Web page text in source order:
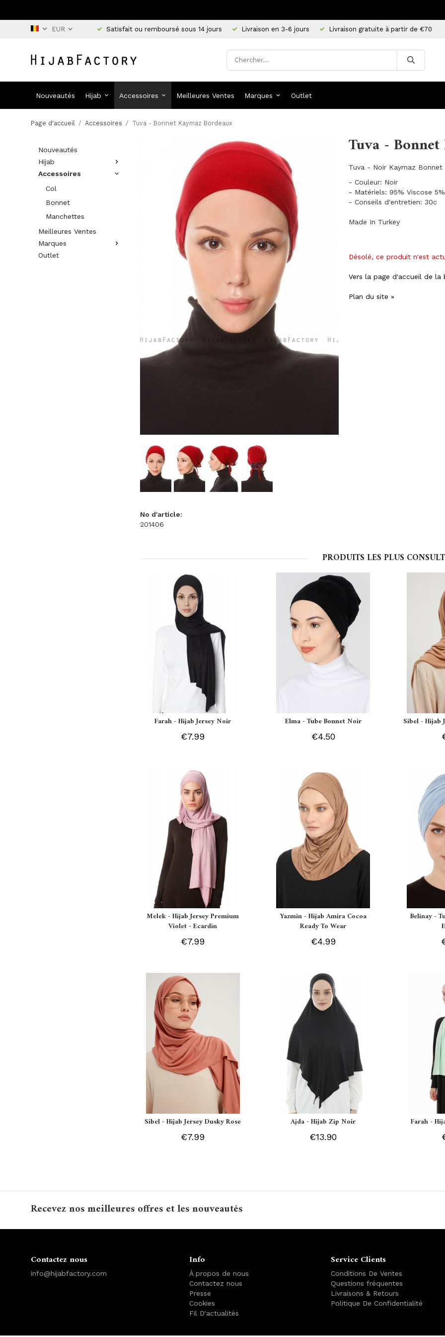
Satisfait ou remboursé sous 14 jours Livraison en 3-6 jours Livraison gratuite à partir de €70
Nouveautés Hijab Accessoires Meilleures Ventes Marques Outlet
Page d'accueil / Accessoires / Tuva - Bonnet Kaymaz Bordeaux
Nouveautés
Hijab
Accessoires
Col
Bonnet
Manchettes
Meilleures Ventes
Marques
Outlet
Tuva -
Tuva - Noir Kaymaz Bonnet
- Couleur: Noir
- Matériels: 95% Viscose
- Conseils d'entretien: 30c
Made In Turkey
Désolé, ce produit n'est
Vers la page d'accueil de la
Plan du site »
No d'article:
201406
PRODUITS LES PLUS
Farah - Hijab Jersey Noir
€7.99
Elma - Tube Bonnet Noir
€4.50
Sibel - Hijab
Melek - Hijab Jersey Premium
Violet - Ecardin
€7.99
Yazmin - Hijab Amira Cocoa
Ready To Wear
€4.99
Belinay -
Sibel - Hijab Jersey Dusky Rose
€7.99
Ajda - Hijab Zip Noir
€13.90
Farah -
Recevez nos meilleures offres et les nouveautés
Contactez nous
info@hijabfactory.com
Info
À propos de nous
Contactez nous
Presse
Cookies
Fil D'actualitès
Service Clients
Conditions De Ventes
Questions fréquentes
Livraisons & Retours
Politique De Confidentialité